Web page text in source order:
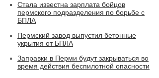
Стала известна зарплата бойцов
пермского подразделения по борьбе с
БПЛА
Пермский завод выпустил бетонные
укрытия от БПЛА
Заправки в Перми будут закрываться во
время действия беспилотной опасности